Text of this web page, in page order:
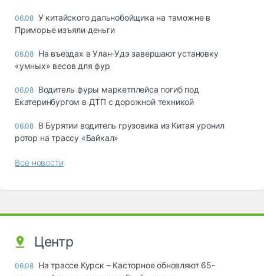
06.08 У китайского дальнобойщика на таможне в
Приморье изъяли деньги
06.08 Ha въeздax в Улaн-Удэ зaвepшaют ycтaнoвкy
«yмныx» вecoв для фyp
06.08 Водитель фуры маркетплейса погиб под
Екатеринбургом в ДТП с дорожной техникой
06.08 В Бурятии водитель грузовика из Китая уронил
ротор на трассу «Байкал»
Все новости
Центр
06.08 На трассе Курск – Касторное обновляют 65-